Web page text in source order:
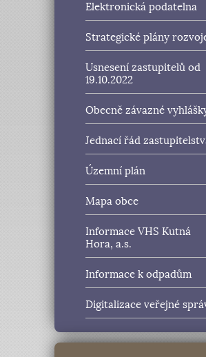
Elektronická podatelna
Strategické plány
Usnesení zastupitelů od
19.10.2022
Obecně závazné
Jednací řád
Územní plán
Mapa obce
Informace VHS Kutná
Hora, a.s.
Informace k odpadům
Digitalizace veřejné